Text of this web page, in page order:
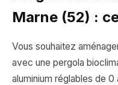
Marne (52) :
Vous souhaitez
avec une pergola
aluminium réglables de